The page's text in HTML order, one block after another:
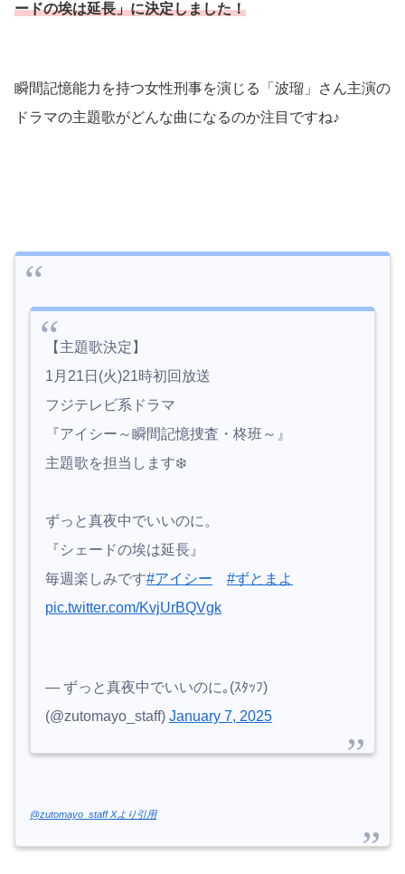
ードの埃は延長」に決定しました！
瞬間記憶能力を持つ女性刑事を演じる「波瑠」さん主演の
ドラマの主題歌がどんな曲になるのか注目ですね♪
【主題歌決定】
1月21日(火)21時初回放送
フジテレビ系ドラマ
『アイシー～瞬間記憶捜査・柊班～』
主題歌を担当します❄️
ずっと真夜中でいいのに。
『シェードの埃は延長』
毎週楽しみです#アイシー
#ずとまよ
pic.twitter.com/KvjUrBQVgk
— ずっと真夜中でいいのに｡(ｽﾀｯﾌ)
(@zutomayo_staff) January 7, 2025
@zutomayo_staff Xより引用